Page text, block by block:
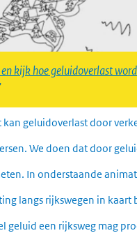
en kijk hoe geluidoverlast
kan geluidoverlast door
We doen dat door
In onderstaande
langs rijkswegen in kaart
geluid een rijksweg mag